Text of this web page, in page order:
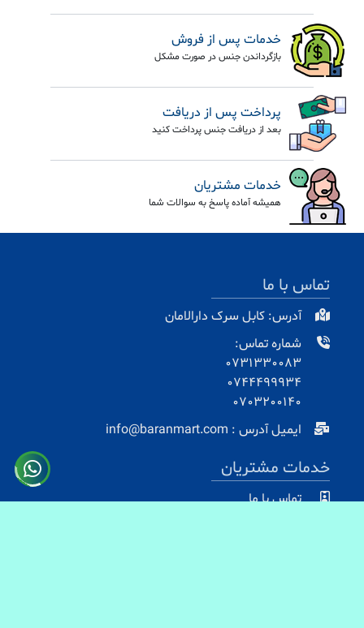
خدمات پس از فروش
بازگرداندن جنس در صورت مشکل
پرداخت پس از دریافت
بعد از دریافت جنس پرداخت کنید
خدمات مشتریان
همیشه آماده پاسخ به سوالات شما
تماس با ما
آدرس: کابل سرک دارالامان
شماره تماس:
0731330083
0744499934
0703200140
ایمیل آدرس : info@baranmart.com
خدمات مشتریان
تماس با ما